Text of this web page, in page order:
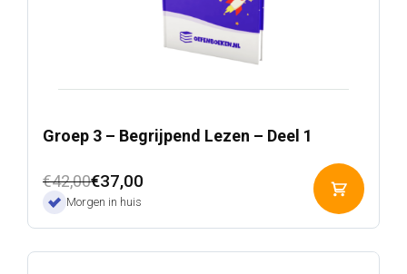
Groep 3 – Begrijpend Lezen – Deel 1
€42,00
Oorspronkelijke
prijs
€42,00.
€37,00
Huidige
prijs
€37,00.
Morgen in huis
aan